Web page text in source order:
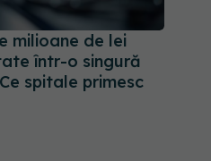
milioane de lei
într-o singură
spitale primesc